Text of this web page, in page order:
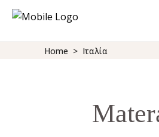
Home > Ιταλία